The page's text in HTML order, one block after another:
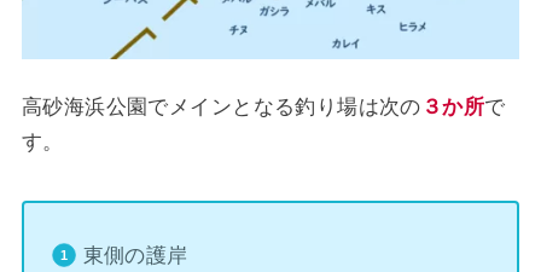
高砂海浜公園でメインとなる釣り場は次の ３か所で
す。
東側の護岸